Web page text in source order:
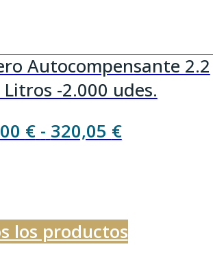
Autocompensante 2.2
Litros -2.000 udes.
€ - 320,05 €Rango
320,00 €
hasta
los productos